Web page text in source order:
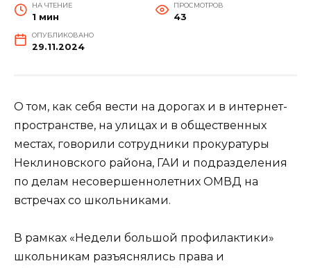
НА ЧТЕНИЕ
1 мин
ПРОСМОТРОВ
43
ОПУБЛИКОВАНО
29.11.2024
О том, как себя вести на дорогах и в интернет-
пространстве, на улицах и в общественных
местах, говорили сотрудники прокуратуры
Неклиновского района, ГАИ и подразделения
по делам несовершеннолетних ОМВД на
встречах со школьниками.
В рамках «Недели большой профилактики»
школьникам разъяснялись права и